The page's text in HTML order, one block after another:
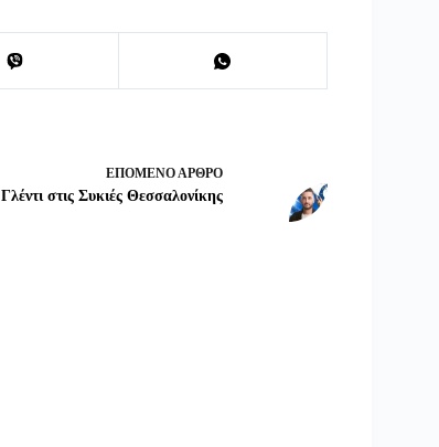
ΕΠΌΜΕΝΟ ΆΡΘΡΟ
Γλέντι στις Συκιές Θεσσαλονίκης